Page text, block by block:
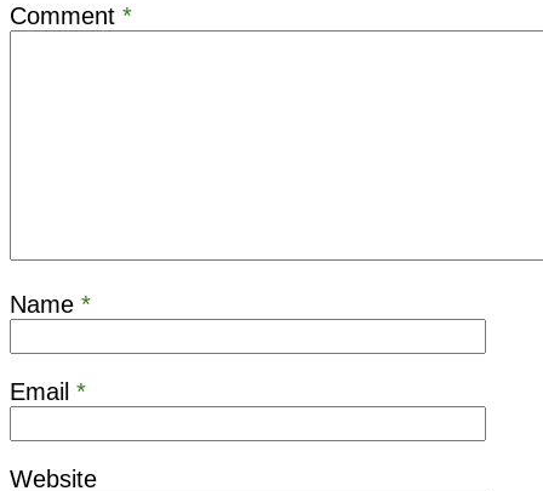
Comment *
Name *
Email *
Website